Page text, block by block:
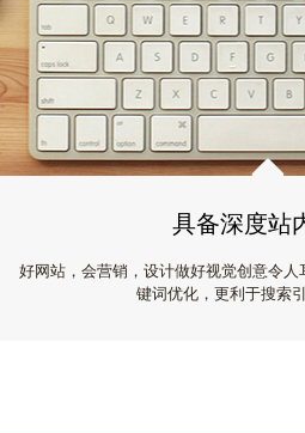
具备深度站
好网站，会营销，设计做好视觉创意令
键词优化，更利于搜索